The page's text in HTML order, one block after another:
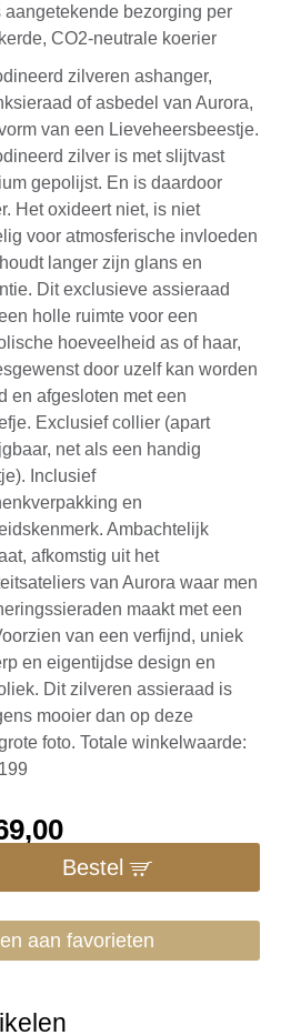
aangetekende bezorging per
CO2-neutrale koerier
zilveren ashanger,
of asbedel van Aurora,
van een Lieveheersbeestje.
zilver is met slijtvast
gepolijst. En is daardoor
Het oxideert niet, is niet
voor atmosferische invloeden
langer zijn glans en
Dit exclusieve assieraad
holle ruimte voor een
hoeveelheid as of haar,
door uzelf kan worden
en afgesloten met een
Exclusief collier (apart
net als een handig
Inclusief
en
Ambachtelijk
afkomstig uit het
van Aurora waar men
maakt met een
van een verfijnd, uniek
en eigentijdse design en
Dit zilveren assieraad is
mooier dan op deze
foto. Totale winkelwaarde:
Bestel
aan favorieten